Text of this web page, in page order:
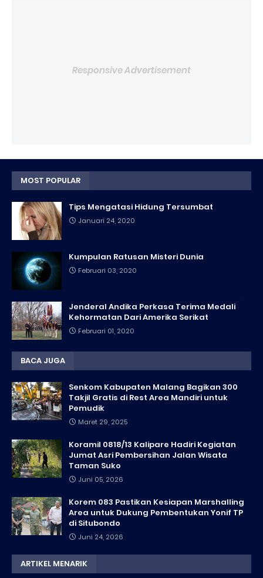
Responsive Advertisement
MOST POPULAR
Tips Mengatasi Hidung Tersumbat
Januari 24, 2020
Kumpulan Ratusan Misteri Dunia
Februari 03, 2020
Jenderal Andika Perkasa Terima Medali
Kehormatan Dari Amerika Serikat
Februari 01, 2020
BACA JUGA
Senkom Kabupaten Malang Bagikan 300
Takjil Gratis di Rest Area Mandiri untuk
Pemudik
Maret 29, 2025
Koramil 0818/13 Kalipare Hadiri Kegiatan
Jumat Asri Pembersihan Jalan Wisata
Taman Suko
Juni 05, 2026
Korem 083 Pastikan Kesiapan Marshalling
Area untuk Dukung Pembentukan Yonif TP
di Situbondo
Juni 24, 2026
ARTIKEL MENARIK